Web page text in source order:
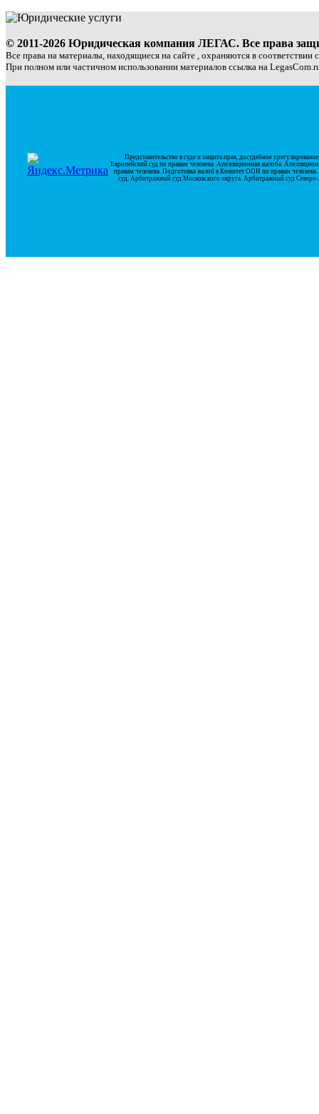
© 2011-2026 Юридическая компания ЛЕГАС. Все права
Все права на материалы, находящиеся на сайте , охраняются в соответствии
При полном или частичном использовании материалов ссылка на
Представительство в суде и защита прав, досудебное
Европейский суд по правам человека. Апелляционная жалоба.
правам человека. Подготовка жалоб в Комитет ООН по правам
суд. Арбитражный суд Московского округа. Арбитражный суд